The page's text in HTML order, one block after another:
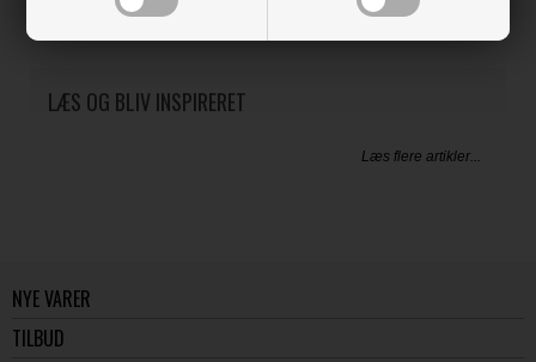
LÆS OG BLIV INSPIRERET
Læs flere artikler...
NYE VARER
TILBUD